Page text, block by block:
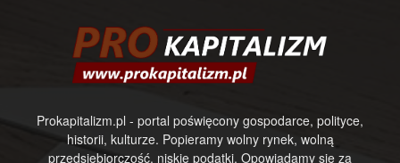
Prokapitalizm.pl - portal poświęcony gospodarce, polityce,
historii, kulturze. Popieramy wolny rynek, wolną
przedsiębiorczość, niskie podatki. Opowiadamy się za